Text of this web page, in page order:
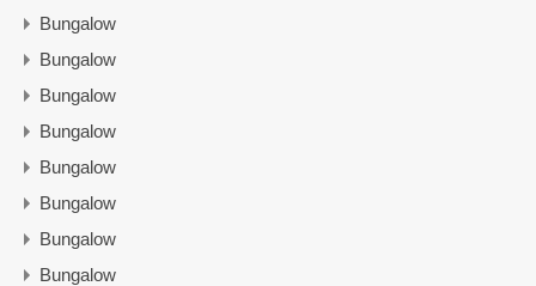
Bungalow
Bungalow
Bungalow
Bungalow
Bungalow
Bungalow
Bungalow
Bungalow